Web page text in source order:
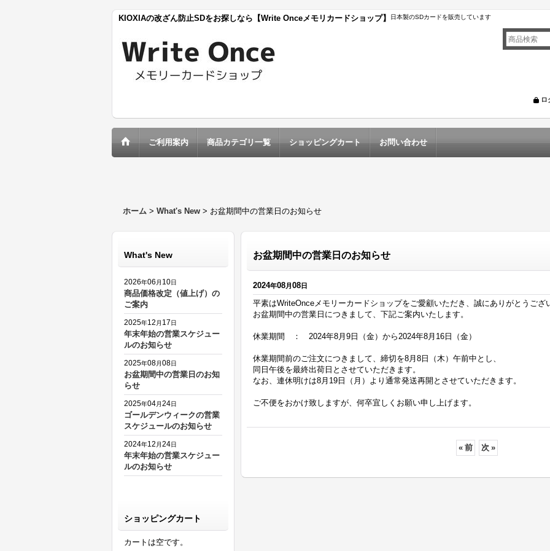
KIOXIAの改ざん防止SDをお探しなら【Write Onceメモリカードショップ】 日本製のSDカードを販売しています
ロ
ご利用案内 商品カテゴリ一覧 ショッピングカート お問い合わせ
ホーム > What's New > お盆期間中の営業日のお知らせ
What's New
2026年06 月 10日
商品価格改定（値上げ）の
ご案内
2025年12 月 17日
年末年始の営業スケジュー
ルのお知らせ
2025年08月08日
お盆期間中の営業日のお知
らせ
2025年04月24日
ゴールデンウィークの営業
スケジュールのお知らせ
2024年12 月24日
年末年始の営業スケジュー
ルのお知らせ
ショッピングカート
カートは空です。
お盆期間中の営業日のお知らせ
2024年08月08日
平素はWriteOnceメモリーカードショップをご愛顧いただき、誠にありがとうござ
お盆期間中の営業日につきまして、下記ご案内いたします。
休業期間 ： 2024年8月9日（金）から2024年8月16日（金）
休業期間前のご注文につきまして、締切を8月8日（木）午前中とし、
同日午後を最終出荷日とさせていただきます。
なお、連休明けは8月19日（月）より通常発送再開とさせていただきます。
ご不便をおかけ致しますが、何卒宜しくお願い申し上げます。
« 前 次 »